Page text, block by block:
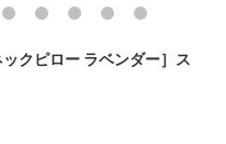
クピロー ラベンダー］ス